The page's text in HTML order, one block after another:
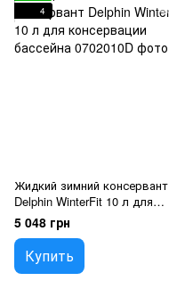
4
Жидкий зимний консервант
Delphin WinterFit 10 л для
консервации бассейна
5 048 грн
Купить